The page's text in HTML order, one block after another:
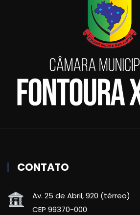
CONTATO
Av. 25 de Abril, 920 (térreo)
CEP 99370-000